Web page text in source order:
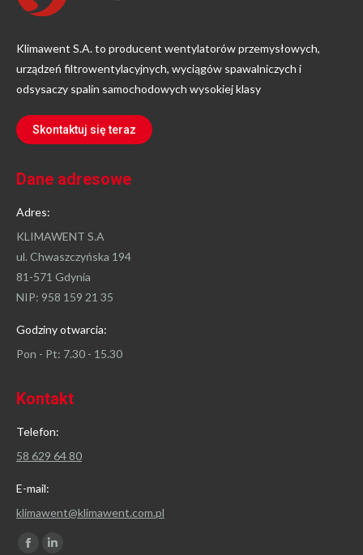
Klimawent S.A. to producent wentylatorów przemysłowych,
urządzeń filtrowentylacyjnych, wyciągów spawalniczych i
odsysaczy spalin samochodowych wysokiej klasy
Skontaktuj się teraz
Dane adresowe
Adres:
KLIMAWENT S.A
ul. Chwaszczyńska 194
81-571 Gdynia
NIP: 958 159 21 35
Godziny otwarcia:
Pon - Pt: 7.30 - 15.30
Kontakt
Telefon:
58 629 64 80
E-mail:
klimawent@klimawent.com.pl
Znajdź nas na:
Facebook